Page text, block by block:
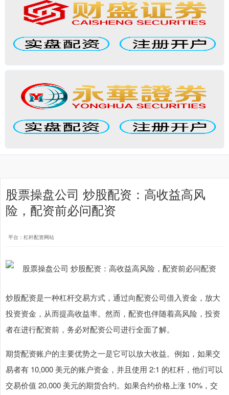
股票操盘公司 炒股配资：高收益高风
险，配资前必问配资
平台：杠杆配资网站
炒股配资是一种杠杆交易方式，通过向配资公司借入资金，放大
投资资金，从而提高收益率。然而，配资也伴随着高风险，投资
者在进行配资前，务必对配资公司进行全面了解。
期货配资账户的主要优势之一是它可以放大收益。例如，如果交
易者有 10,000 美元的账户资金，并且使用 2:1 的杠杆，他们可以
交易价值 20,000 美元的期货合约。如果合约价格上涨 10%，交